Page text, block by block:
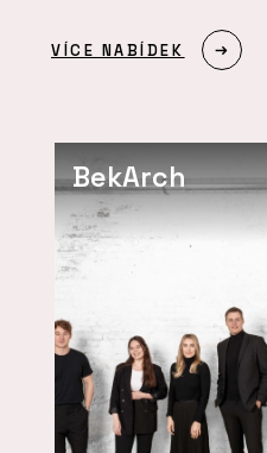
VÍCE NABÍDEK
BekArch